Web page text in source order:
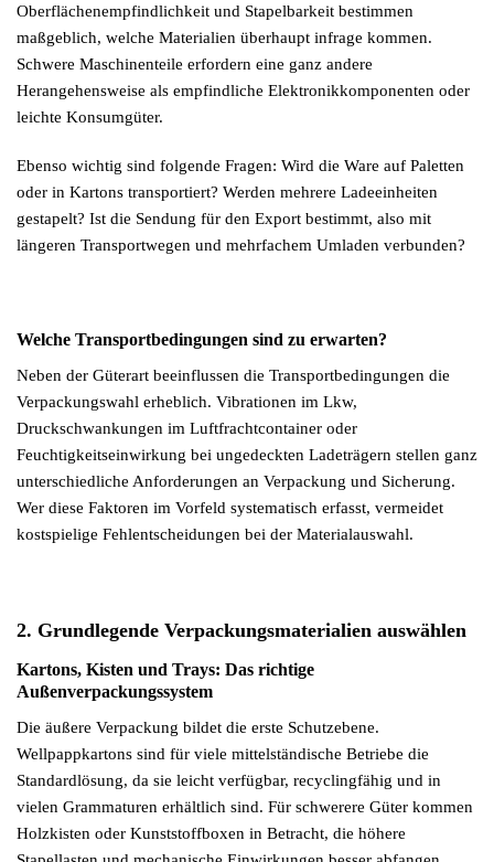
Oberflächenempfindlichkeit und Stapelbarkeit bestimmen
maßgeblich, welche Materialien überhaupt infrage kommen.
Schwere Maschinenteile erfordern eine ganz andere
Herangehensweise als empfindliche Elektronikkomponenten oder
leichte Konsumgüter.
Ebenso wichtig sind folgende Fragen: Wird die Ware auf Paletten
oder in Kartons transportiert? Werden mehrere Ladeeinheiten
gestapelt? Ist die Sendung für den Export bestimmt, also mit
längeren Transportwegen und mehrfachem Umladen verbunden?
Welche Transportbedingungen sind zu erwarten?
Neben der Güterart beeinflussen die Transportbedingungen die
Verpackungswahl erheblich. Vibrationen im Lkw,
Druckschwankungen im Luftfrachtcontainer oder
Feuchtigkeitseinwirkung bei ungedeckten Ladeträgern stellen ganz
unterschiedliche Anforderungen an Verpackung und Sicherung.
Wer diese Faktoren im Vorfeld systematisch erfasst, vermeidet
kostspielige Fehlentscheidungen bei der Materialauswahl.
2. Grundlegende Verpackungsmaterialien auswählen
Kartons, Kisten und Trays: Das richtige
Außenverpackungssystem
Die äußere Verpackung bildet die erste Schutzebene.
Wellpappkartons sind für viele mittelständische Betriebe die
Standardlösung, da sie leicht verfügbar, recyclingfähig und in
vielen Grammaturen erhältlich sind. Für schwerere Güter kommen
Holzkisten oder Kunststoffboxen in Betracht, die höhere